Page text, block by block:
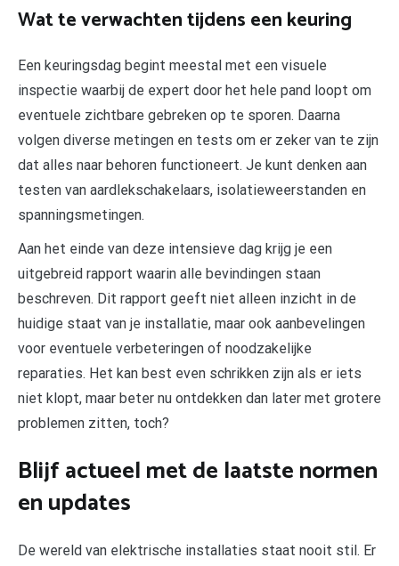
Wat te verwachten tijdens een keuring
Een keuringsdag begint meestal met een visuele
inspectie waarbij de expert door het hele pand loopt om
eventuele zichtbare gebreken op te sporen. Daarna
volgen diverse metingen en tests om er zeker van te zijn
dat alles naar behoren functioneert. Je kunt denken aan
testen van aardlekschakelaars, isolatieweerstanden en
spanningsmetingen.
Aan het einde van deze intensieve dag krijg je een
uitgebreid rapport waarin alle bevindingen staan
beschreven. Dit rapport geeft niet alleen inzicht in de
huidige staat van je installatie, maar ook aanbevelingen
voor eventuele verbeteringen of noodzakelijke
reparaties. Het kan best even schrikken zijn als er iets
niet klopt, maar beter nu ontdekken dan later met grotere
problemen zitten, toch?
Blijf actueel met de laatste normen
en updates
De wereld van elektrische installaties staat nooit stil. Er